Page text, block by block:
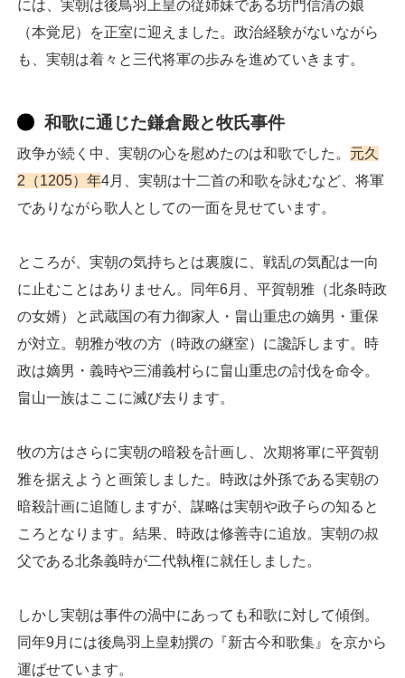
には、実朝は後鳥羽上皇の従姉妹である坊門信清の娘
（本覚尼）を正室に迎えました。政治経験がないながら
も、実朝は着々と三代将軍の歩みを進めていきます。
和歌に通じた鎌倉殿と牧氏事件
政争が続く中、実朝の心を慰めたのは和歌でした。 元久
2（1205）年4月、実朝は十二首の和歌を詠むなど、将軍
でありながら歌人としての一面を見せています。
ところが、実朝の気持ちとは裏腹に、戦乱の気配は一向
に止むことはありません。同年6月、平賀朝雅（北条時政
の女婿）と武蔵国の有力御家人・畠山重忠の嫡男・重保
が対立。朝雅が牧の方（時政の継室）に讒訴します。時
政は嫡男・義時や三浦義村らに畠山重忠の討伐を命令。
畠山一族はここに滅び去ります。
牧の方はさらに実朝の暗殺を計画し、次期将軍に平賀朝
雅を据えようと画策しました。時政は外孫である実朝の
暗殺計画に追随しますが、謀略は実朝や政子らの知ると
ころとなります。結果、時政は修善寺に追放。実朝の叔
父である北条義時が二代執権に就任しました。
しかし実朝は事件の渦中にあっても和歌に対して傾倒。
同年9月には後鳥羽上皇勅撰の『新古今和歌集』を京から
運ばせています。